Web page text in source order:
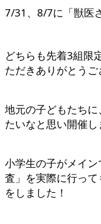
7/31、8/7に「獣医
どちらも先着3組限
ただきありがとうご
地元の子どもたち
たいなと思い開催し
小学生の子がメイ
査」を実際に行って
をしました！